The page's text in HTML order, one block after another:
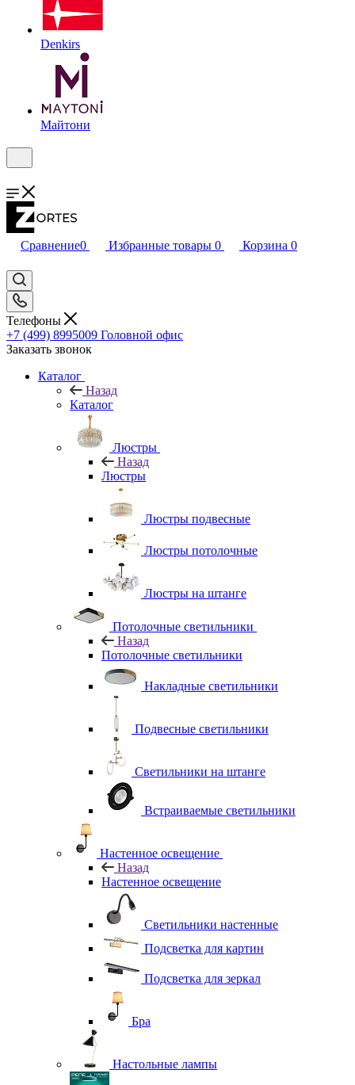
Denkirs
Майтони
Сравнение0 Избранные товары 0 Корзина 0
Телефоны
+7 (499) 8995009 Головной офис
Заказать звонок
Каталог
Назад
Каталог
Люстры
Назад
Люстры
Люстры подвесные
Люстры потолочные
Люстры на штанге
Потолочные светильники
Назад
Потолочные светильники
Накладные светильники
Подвесные светильники
Светильники на штанге
Встраиваемые светильники
Настенное освещение
Назад
Настенное освещение
Светильники настенные
Подсветка для картин
Подсветка для зеркал
Бра
Настольные лампы